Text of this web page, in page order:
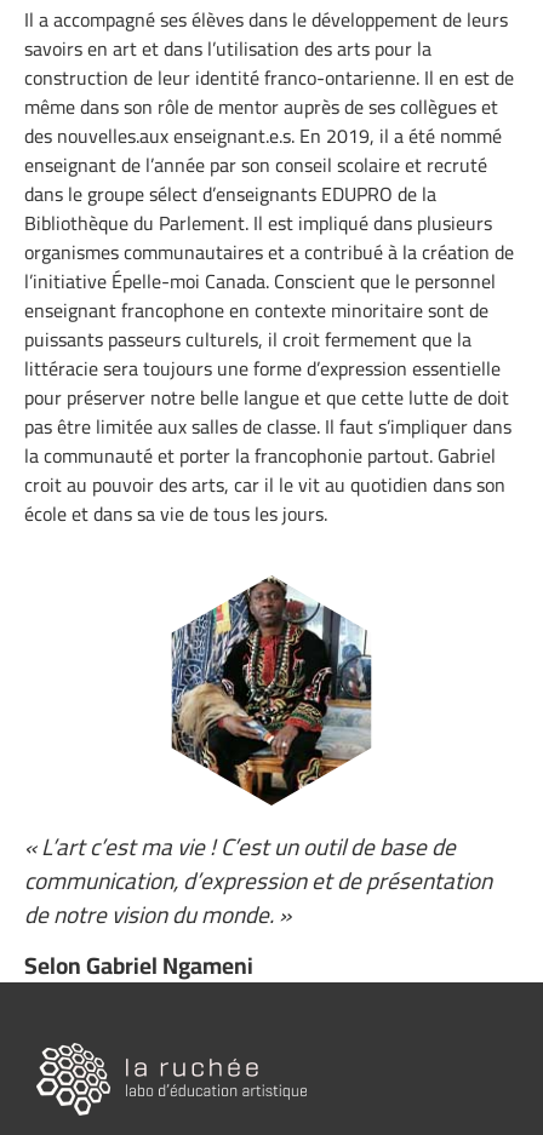
Il a accompagné ses élèves dans le développement de leurs
savoirs en art et dans l’utilisation des arts pour la
construction de leur identité franco-ontarienne. Il en est de
même dans son rôle de mentor auprès de ses collègues et
des nouvelles.aux enseignant.e.s. En 2019, il a été nommé
enseignant de l’année par son conseil scolaire et recruté
dans le groupe sélect d’enseignants EDUPRO de la
Bibliothèque du Parlement. Il est impliqué dans plusieurs
organismes communautaires et a contribué à la création de
l’initiative Épelle-moi Canada. Conscient que le personnel
enseignant francophone en contexte minoritaire sont de
puissants passeurs culturels, il croit fermement que la
littéracie sera toujours une forme d’expression essentielle
pour préserver notre belle langue et que cette lutte de doit
pas être limitée aux salles de classe. Il faut s’impliquer dans
la communauté et porter la francophonie partout. Gabriel
croit au pouvoir des arts, car il le vit au quotidien dans son
école et dans sa vie de tous les jours.
« L’art c’est ma vie ! C’est un outil de base de
communication, d’expression et de présentation
de notre vision du monde. »
Selon Gabriel Ngameni